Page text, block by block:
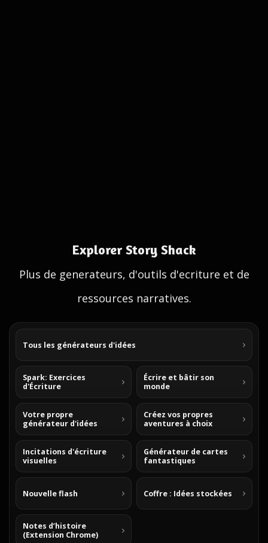
Explorer Story Shack
Plus de generateurs, d'outils d'ecriture et de
ressources narratives.
Tous les générateurs d'idées
Spark: Exercices
d'Écriture
Écrire et bâtir son
monde
Votre propre
générateur d'idées
Créez vos propres
aventures à choix
Incitations d'écriture
visuelles
Générateur de cartes
fantastiques
Nouvelle flash Coffre : Idées stockées
Notes d’histoire
(Extension Chrome)